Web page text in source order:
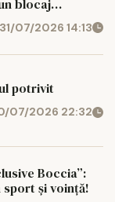
blocaj
31/07/2026 14:13
potrivit
07/2026 22:32
Boccia”:
și voință!